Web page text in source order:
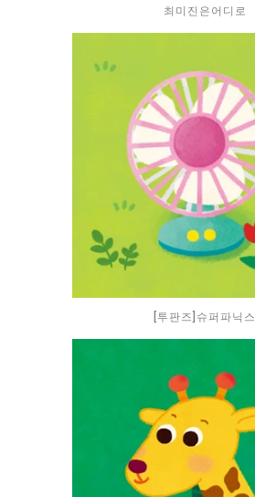
최미진은어디로
[투판즈]슈퍼파닉스